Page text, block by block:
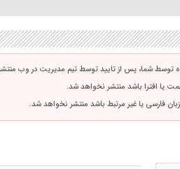
توسط شما، پس از تایید توسط تیم مدیریت در وب
یا افترا باشد منتشر نخواهد شد.
زبان فارسی یا غیر مرتبط باشد منتشر نخواهد شد.